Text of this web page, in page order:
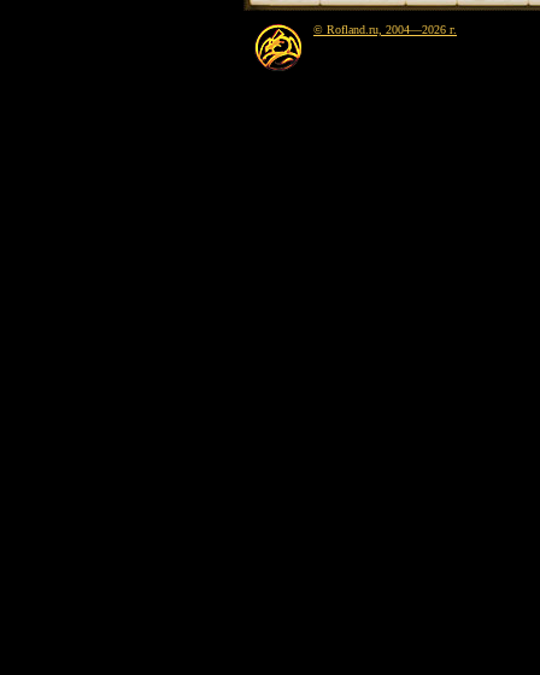
© Rofland.ru, 2004—2026 г.